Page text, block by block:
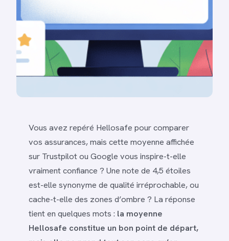
Vous avez repéré Hellosafe pour comparer
vos assurances, mais cette moyenne affichée
sur Trustpilot ou Google vous inspire-t-elle
vraiment confiance ? Une note de 4,5 étoiles
est-elle synonyme de qualité irréprochable, ou
cache-t-elle des zones d’ombre ? La réponse
tient en quelques mots : la moyenne
Hellosafe constitue un bon point de départ,